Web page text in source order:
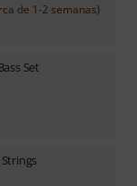
de 1-2 semanas)
Set